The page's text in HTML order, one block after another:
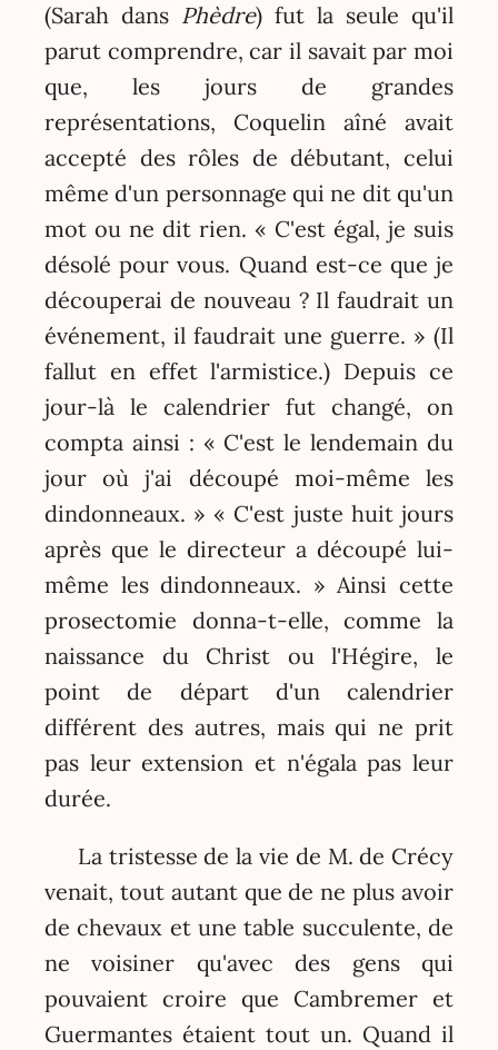
(Sarah dans Phèdre) fut la seule qu'il
parut comprendre, car il savait par moi
que, les jours de grandes
représentations, Coquelin aîné avait
accepté des rôles de débutant, celui
même d'un personnage qui ne dit qu'un
mot ou ne dit rien. « C'est égal, je suis
désolé pour vous. Quand est-ce que je
découperai de nouveau ? Il faudrait un
événement, il faudrait une guerre. » (Il
fallut en effet l'armistice.) Depuis ce
jour-là le calendrier fut changé, on
compta ainsi : « C'est le lendemain du
jour où j'ai découpé moi-même les
dindonneaux. » « C'est juste huit jours
après que le directeur a découpé lui-
même les dindonneaux. » Ainsi cette
prosectomie donna-t-elle, comme la
naissance du Christ ou l'Hégire, le
point de départ d'un calendrier
différent des autres, mais qui ne prit
pas leur extension et n'égala pas leur
durée.
La tristesse de la vie de M. de Crécy
venait, tout autant que de ne plus avoir
de chevaux et une table succulente, de
ne voisiner qu'avec des gens qui
pouvaient croire que Cambremer et
Guermantes étaient tout un. Quand il